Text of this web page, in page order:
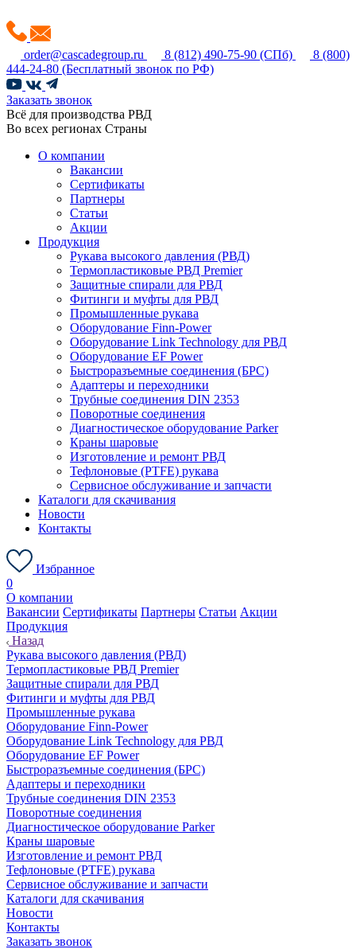
order@cascadegroup.ru 8 (812) 490-75-90 (СПб)
8 (800)
444-24-80 (Бесплатный звонок по РФ)
Заказать звонок
Всё для производства РВД
Во всех регионах Страны
О компании
Вакансии
Сертификаты
Партнеры
Статьи
Акции
Продукция
Рукава высокого давления (РВД)
Термопластиковые РВД Premier
Защитные спирали для РВД
Фитинги и муфты для РВД
Промышленные рукава
Оборудование Finn-Power
Оборудование Link Technology для РВД
Оборудование EF Power
Быстроразъемные соединения (БРС)
Адаптеры и переходники
Трубные соединения DIN 2353
Поворотные соединения
Диагностическое оборудование Parker
Краны шаровые
Изготовление и ремонт РВД
Тефлоновые (PTFE) рукава
Сервисное обслуживание и запчасти
Каталоги для скачивания
Новости
Контакты
Избранное
0
О компании
Вакансии Сертификаты Партнеры Статьи Акции
Продукция
Назад
Рукава высокого давления (РВД)
Термопластиковые РВД Premier
Защитные спирали для РВД
Фитинги и муфты для РВД
Промышленные рукава
Оборудование Finn-Power
Оборудование Link Technology для РВД
Оборудование EF Power
Быстроразъемные соединения (БРС)
Адаптеры и переходники
Трубные соединения DIN 2353
Поворотные соединения
Диагностическое оборудование Parker
Краны шаровые
Изготовление и ремонт РВД
Тефлоновые (PTFE) рукава
Сервисное обслуживание и запчасти
Каталоги для скачивания
Новости
Контакты
Заказать звонок